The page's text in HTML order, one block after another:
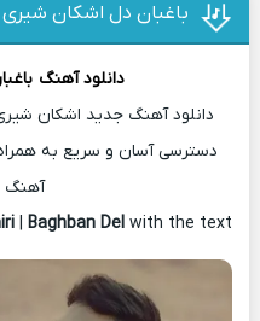
باغبان دل اشکان شیری
دانلود آهنگ
دانلود آهنگ جدید اشکان
دسترسی آسان و سریع به
آهنگ
| Baghban Del with the text